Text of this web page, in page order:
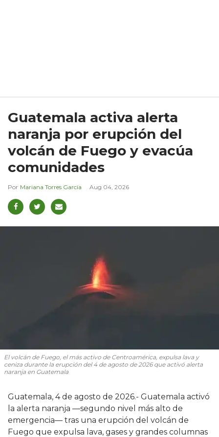
Guatemala activa alerta
naranja por erupción del
volcán de Fuego y evacúa
comunidades
Mariana Torres García Aug 04, 2026
El volcán de Fuego, el más activo de Centroamérica, expulsa lava y
ceniza durante la erupción del 4 de agosto de 2026 que activó alerta
naranja en Guatemala
Guatemala, 4 de agosto de 2026.- Guatemala activó
la alerta naranja —segundo nivel más alto de
emergencia— tras una erupción del volcán de
Fuego que expulsa lava, gases y grandes columnas